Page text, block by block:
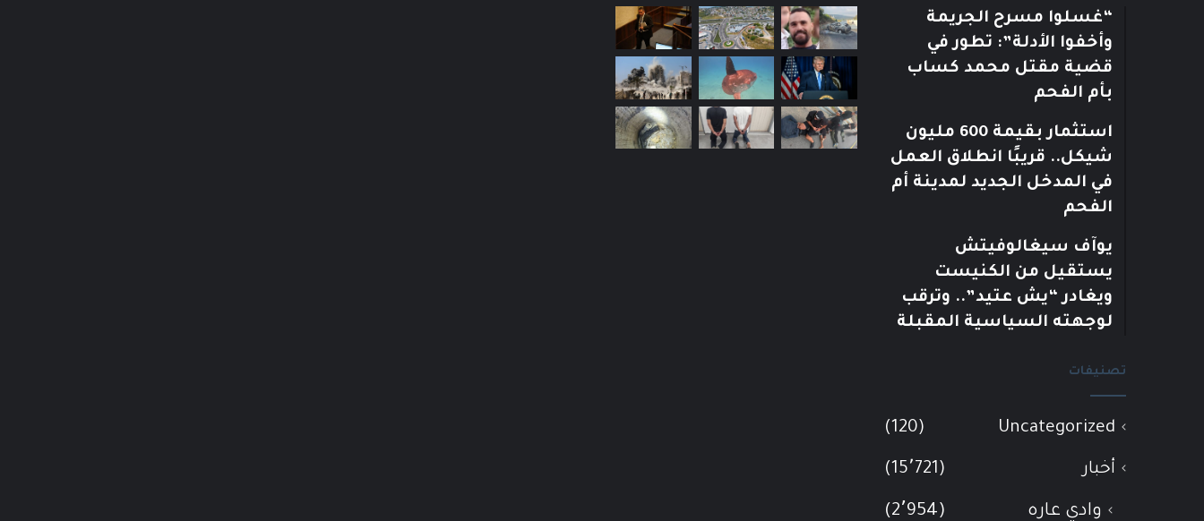
“غسلوا مسرح الجريمة
وأخفوا الأدلة”: تطور في
قضية مقتل محمد كساب
بأم الفحم
استثمار بقيمة 600 مليون
شيكل.. قريبًا انطلاق العمل
في المدخل الجديد لمدينة أم
الفحم
يوآف سيغالوفيتش
يستقيل من الكنيست
ويغادر “يش عتيد”.. وترقب
لوجهته السياسية المقبلة
تصنيفات
Uncategorized
(120)
أخبار (15٬721)
وادي عاره (2٬954)